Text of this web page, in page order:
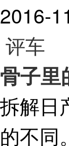
2016-
评车
骨子里
拆解日
的不同